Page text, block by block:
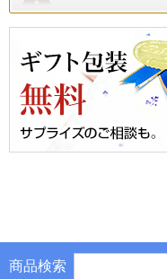
商品検索